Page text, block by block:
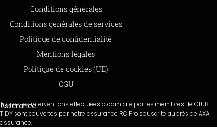
Offre de parrainage 50-50
FAQ
BLOG
Conditions générales
Conditions générales de services
Politique de confidentialité
Mentions légales
Politique de cookies (UE)
CGU
165 Avenue de Bretagne
59000 LILLE
979 480 886 RCS LILLE Métropole
Moyens de paiements
Assurance
Toutes les interventions effectuées à domicile par les membres de CLUB
TIDY sont couvertes par notre assurance RC Pro souscrite auprès de AXA
assurance.